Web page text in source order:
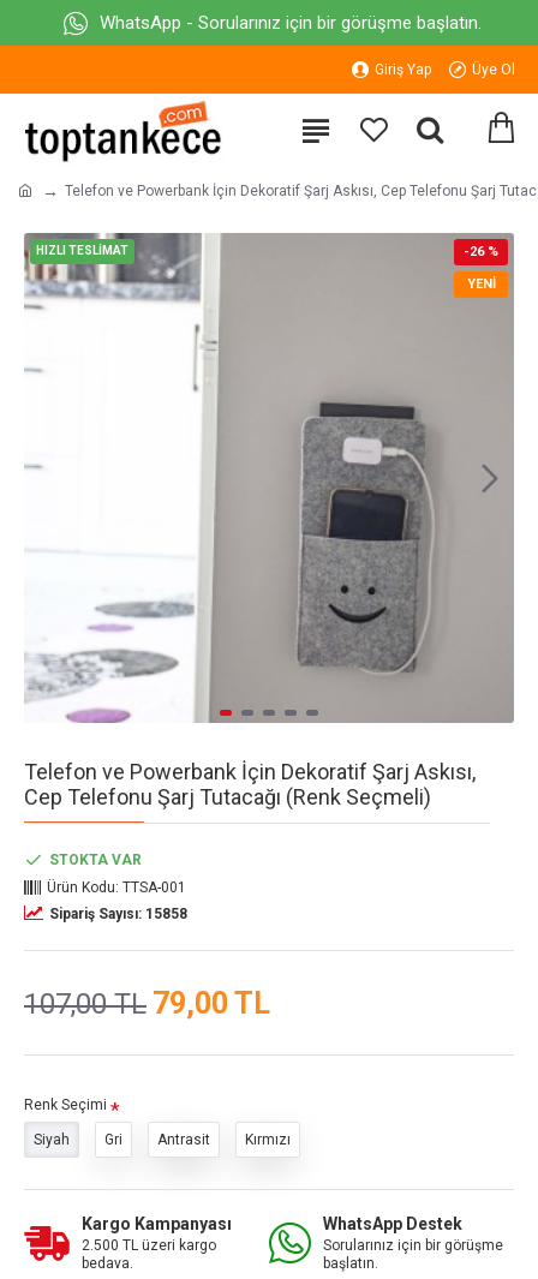
WhatsApp - Sorularınız için bir görüşme başlatın.
Giriş Yap Üye Ol
Telefon ve Powerbank İçin Dekoratif Şarj Askısı, Cep Telefonu Şarj
HIZLI TESLİMAT
YENI
-26 %
Telefon ve Powerbank İçin Dekoratif Şarj Askısı,
Cep Telefonu Şarj Tutacağı (Renk Seçmeli)
79,00 TL
107,00 TL
STOKTA VAR
Ürün Kodu: TTSA-001
Sipariş Sayısı: 15858
Renk Seçimi
Siyah Gri Antrasit Kırmızı
Kargo Kampanyası
2.500 TL üzeri kargo
bedava.
WhatsApp Destek
Sorularınız için bir görüşme
başlatın.